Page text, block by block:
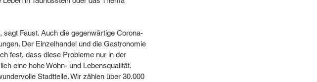
sagt Faust. Auch die gegenwärtige Corona-
Der Einzelhandel und die Gastronomie
fest, dass diese Probleme nur in der
eine hohe Wohn- und Lebensqualität.
Stadtteile. Wir zählen über 30.000